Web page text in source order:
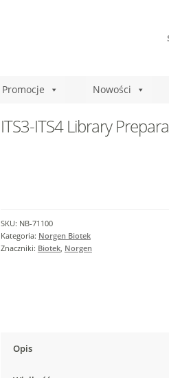
Promocje Nowości
ITS3-ITS4 Library
SKU: NB-71100
Kategoria: Norgen Biotek
Znaczniki: Biotek, Norgen
Opis